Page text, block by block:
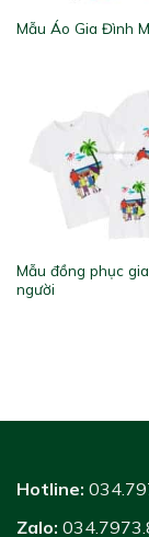
Mẫu Áo Gia Đình
Mẫu đồng phục
người
Hotline:
Zalo: